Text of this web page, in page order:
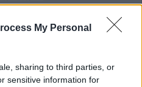
My Personal
sharing to third parties, or
sensitive information for